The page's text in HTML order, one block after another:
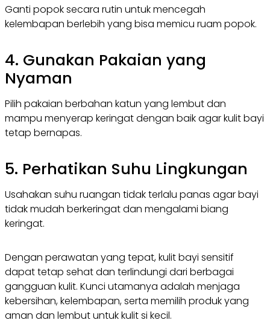
Ganti popok secara rutin untuk mencegah
kelembapan berlebih yang bisa memicu ruam popok.
4. Gunakan Pakaian yang
Nyaman
Pilih pakaian berbahan katun yang lembut dan
mampu menyerap keringat dengan baik agar kulit bayi
tetap bernapas.
5. Perhatikan Suhu Lingkungan
Usahakan suhu ruangan tidak terlalu panas agar bayi
tidak mudah berkeringat dan mengalami biang
keringat.
Dengan perawatan yang tepat, kulit bayi sensitif
dapat tetap sehat dan terlindungi dari berbagai
gangguan kulit. Kunci utamanya adalah menjaga
kebersihan, kelembapan, serta memilih produk yang
aman dan lembut untuk kulit si kecil.